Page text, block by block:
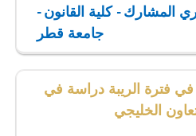
المشارك - كلية القانون -
جامعة قطر
فترة الريبة دراسة في
الخليجي